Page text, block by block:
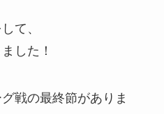
て、
した！
戦の最終節がありま